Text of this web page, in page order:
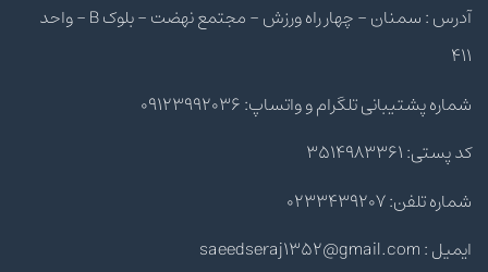
آدرس : سمنان - چهار راه ورزش - مجتمع نهضت - بلوک B - واحد
411
شماره پشتیبانی تلگرام و واتساپ: 09123992036
کد پستی: 3514983361
شماره تلفن: 0233439207
ایمیل : saeedseraj1352@gmail.com